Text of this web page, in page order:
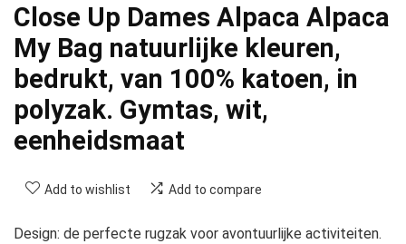
Close Up Dames Alpaca Alpaca
My Bag natuurlijke kleuren,
bedrukt, van 100% katoen, in
polyzak. Gymtas, wit,
eenheidsmaat
Add to wishlist Add to compare
Design: de perfecte rugzak voor avontuurlijke activiteiten.